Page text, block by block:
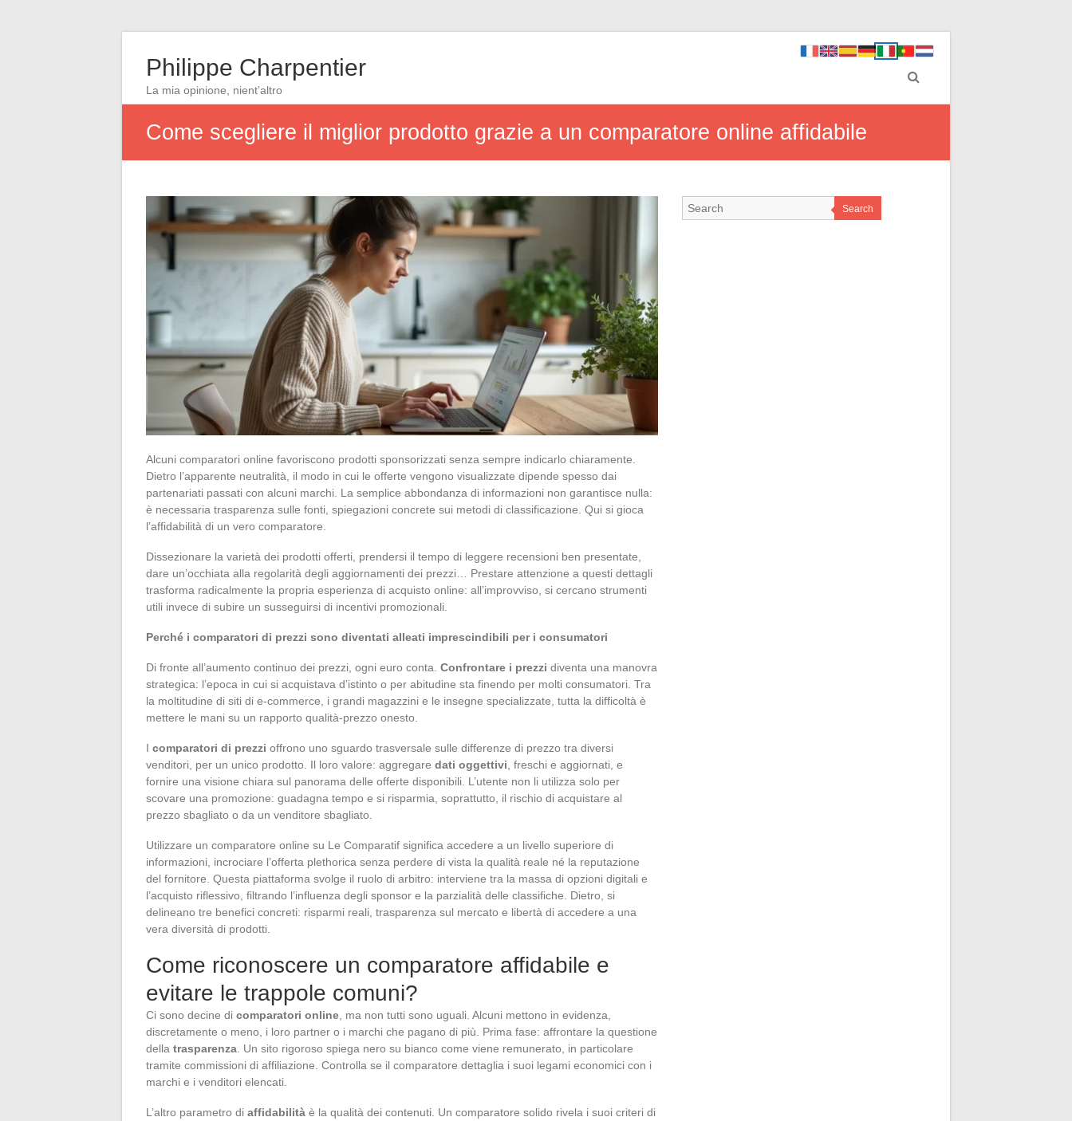
Philippe Charpentier
La mia opinione, nient’altro
Come scegliere il miglior prodotto grazie a un comparatore online affidabile
Alcuni comparatori online favoriscono prodotti sponsorizzati senza sempre indicarlo chiaramente.
Dietro l’apparente neutralità, il modo in cui le offerte vengono visualizzate dipende spesso dai
partenariati passati con alcuni marchi. La semplice abbondanza di informazioni non garantisce nulla:
è necessaria trasparenza sulle fonti, spiegazioni concrete sui metodi di classificazione. Qui si gioca
l’affidabilità di un vero comparatore.
Dissezionare la varietà dei prodotti offerti, prendersi il tempo di leggere recensioni ben presentate,
dare un’occhiata alla regolarità degli aggiornamenti dei prezzi… Prestare attenzione a questi dettagli
trasforma radicalmente la propria esperienza di acquisto online: all’improvviso, si cercano strumenti
utili invece di subire un susseguirsi di incentivi promozionali.
Perché i comparatori di prezzi sono diventati alleati imprescindibili per i consumatori
Di fronte all’aumento continuo dei prezzi, ogni euro conta. Confrontare i prezzi diventa una manovra
strategica: l’epoca in cui si acquistava d’istinto o per abitudine sta finendo per molti consumatori. Tra
la moltitudine di siti di e-commerce, i grandi magazzini e le insegne specializzate, tutta la difficoltà è
mettere le mani su un rapporto qualità-prezzo onesto.
I comparatori di prezzi offrono uno sguardo trasversale sulle differenze di prezzo tra diversi
venditori, per un unico prodotto. Il loro valore: aggregare dati oggettivi , freschi e aggiornati, e
fornire una visione chiara sul panorama delle offerte disponibili. L’utente non li utilizza solo per
scovare una promozione: guadagna tempo e si risparmia, soprattutto, il rischio di acquistare al
prezzo sbagliato o da un venditore sbagliato.
Utilizzare un comparatore online su Le Comparatif significa accedere a un livello superiore di
informazioni, incrociare l’offerta plethorica senza perdere di vista la qualità reale né la reputazione
del fornitore. Questa piattaforma svolge il ruolo di arbitro: interviene tra la massa di opzioni digitali e
l’acquisto riflessivo, filtrando l’influenza degli sponsor e la parzialità delle classifiche. Dietro, si
delineano tre benefici concreti: risparmi reali, trasparenza sul mercato e libertà di accedere a una
vera diversità di prodotti.
Come riconoscere un comparatore affidabile e
evitare le trappole comuni?
Ci sono decine di comparatori online , ma non tutti sono uguali. Alcuni mettono in evidenza,
discretamente o meno, i loro partner o i marchi che pagano di più. Prima fase: affrontare la questione
della trasparenza . Un sito rigoroso spiega nero su bianco come viene remunerato, in particolare
tramite commissioni di affiliazione. Controlla se il comparatore dettaglia i suoi legami economici con i
marchi e i venditori elencati.
L’altro parametro di affidabilità è la qualità dei contenuti. Un comparatore solido rivela i suoi criteri di
Search